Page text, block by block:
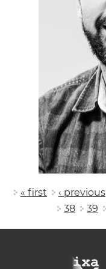
Pages
« first ‹ previous
38
39